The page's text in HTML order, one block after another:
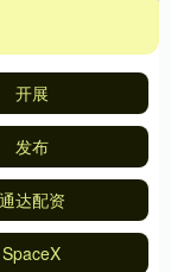
开展
发布
通达配资
SpaceX